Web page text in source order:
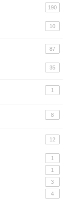
190
10
87
35
1
8
12
1
1
3
4